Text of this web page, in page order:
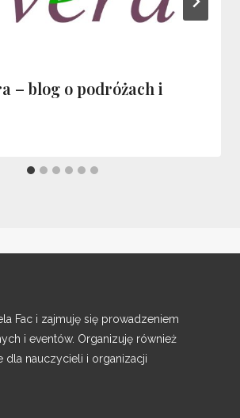
– blog o podróżach i
Fac i zajmuję się prowadzeniem
i eventów. Organizuję również
dla nauczycieli i organizacji